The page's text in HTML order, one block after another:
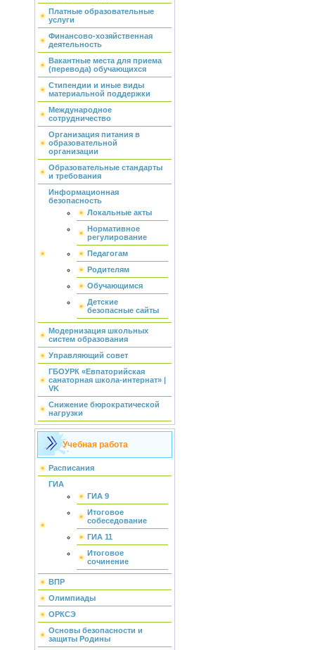
Платные образовательные
услуги
Финансово-хозяйственная
деятельность
Вакантные места для приема
(перевода) обучающихся
Стипендии и иные виды
материальной поддержки
Международное
сотрудничество
Организация питания в
образовательной
организации
Образовательные стандарты
и требования
Информационная
безопасность
Локальные акты
Нормативное
регулирование
Педагогам
Родителям
Обучающимся
Детские
безопасные сайты
Модернизация школьных
систем образования
Управляющий совет
ГБОУРК «Евпаторийская
санаторная школа-интернат» |
VK
Снижение бюрократической
нагрузки
Учебная работа
Расписания
ГИА
ГИА 9
Итоговое
собеседование
ГИА 11
Итоговое
сочинение
ВПР
Олимпиады
ОРКСЭ
Основы безопасности и
защиты Родины